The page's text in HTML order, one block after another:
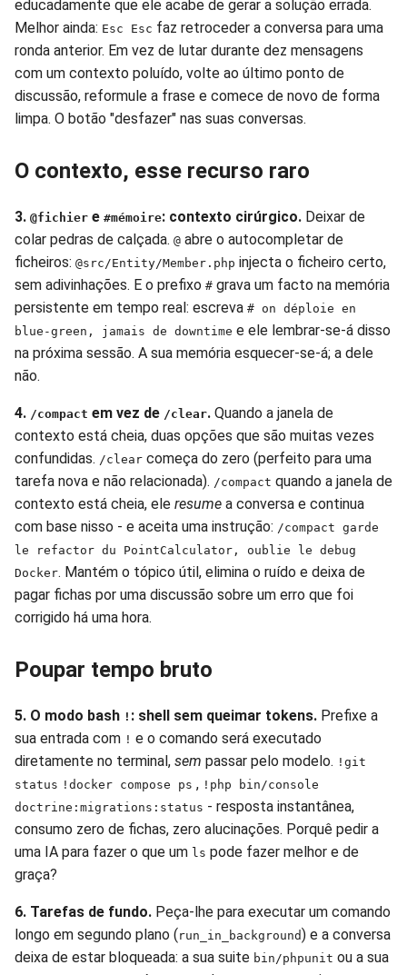
educadamente que ele acabe de gerar a solução errada.
Melhor ainda: Esc Esc faz retroceder a conversa para uma
ronda anterior. Em vez de lutar durante dez mensagens
com um contexto poluído, volte ao último ponto de
discussão, reformule a frase e comece de novo de forma
limpa. O botão "desfazer" nas suas conversas.
O contexto, esse recurso raro
3. @fichier e #mémoire: contexto cirúrgico. Deixar de
colar pedras de calçada. @ abre o autocompletar de
ficheiros: @src/Entity/Member.php injecta o ficheiro certo,
sem adivinhações. E o prefixo # grava um facto na memória
persistente em tempo real: escreva # on déploie en
blue-green, jamais de downtime e ele lembrar-se-á disso
na próxima sessão. A sua memória esquecer-se-á; a dele
não.
4. /compact em vez de /clear. Quando a janela de
contexto está cheia, duas opções que são muitas vezes
confundidas. /clear começa do zero (perfeito para uma
tarefa nova e não relacionada). /compact quando a janela de
contexto está cheia, ele resume a conversa e continua
com base nisso - e aceita uma instrução: /compact garde
le refactor du PointCalculator, oublie le debug
Docker. Mantém o tópico útil, elimina o ruído e deixa de
pagar fichas por uma discussão sobre um erro que foi
corrigido há uma hora.
Poupar tempo bruto
5. O modo bash ! : shell sem queimar tokens. Prefixe a
sua entrada com ! e o comando será executado
diretamente no terminal, sem passar pelo modelo. !git
status !docker compose ps , !php bin/console
doctrine:migrations:status - resposta instantânea,
consumo zero de fichas, zero alucinações. Porquê pedir a
uma IA para fazer o que um ls pode fazer melhor e de
graça?
6. Tarefas de fundo. Peça-lhe para executar um comando
longo em segundo plano (run_in_background) e a conversa
deixa de estar bloqueada: a sua suite bin/phpunit ou a sua